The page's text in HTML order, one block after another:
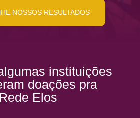
NOSSOS RESULTADOS
instituições
doações pra
Rede Elos